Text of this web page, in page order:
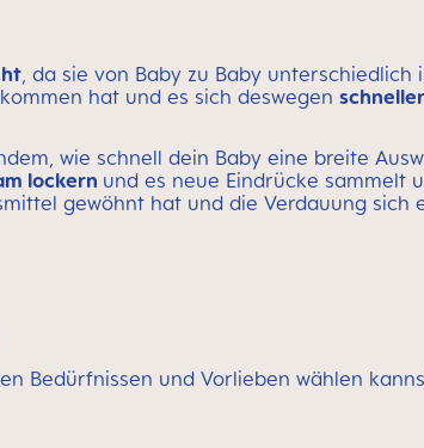
, da sie von Baby zu Baby
hat und es sich deswegen
wie schnell dein Baby eine breite
lockern und es neue Eindrücke sammelt
gewöhnt hat und die Verdauung sich
Bedürfnissen und Vorlieben wählen